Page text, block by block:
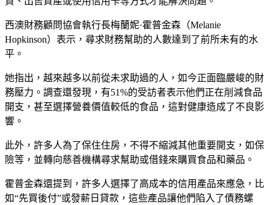
西澳財務顧問協會執行長梅蘭妮·霍普金森（Melanie
Hopkinson）表示，尋求財務幫助的人數達到了前所未有的水
平。
她指出，越來越多以前從未求助過的人，如今正面臨嚴峻的財
務壓力。調查還發現，有51%的受訪者表示他們正在削減食品
開支，甚至選擇營養價值較低的食品，這對健康造成了不良影
響。
此外，許多人為了保住住房，不得不縮減其他重要開支，如保
險等，並轉向慈善機構尋求幫助或借錢來購買食品和藥品。
霍普金森還提到，許多人選擇了高成本的信用產品來應急，比
如“先買後付”或發薪日貸款，這些產品讓他們陷入了債務螺